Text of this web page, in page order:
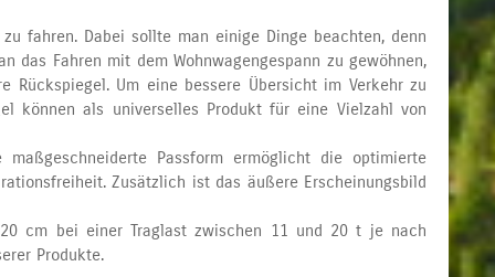
fahren. Dabei sollte man einige Dinge beachten, denn
Fahren mit dem Wohnwagengespann zu gewöhnen,
Rückspiegel. Um eine bessere Übersicht im Verkehr zu
können als universelles Produkt für eine Vielzahl von
Passform ermöglicht die optimierte
Zusätzlich ist das äußere Erscheinungsbild
cm bei einer Traglast zwischen 11 und 20 t je nach
Produkte.